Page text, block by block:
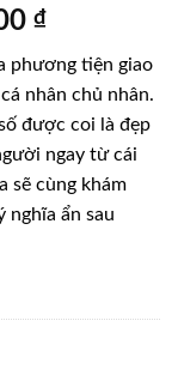
₫.
₫Giá
tại
là:
phương tiện giao
nhân chủ nhân.
được coi là đẹp
ngay từ cái
sẽ cùng khám
nghĩa ẩn sau